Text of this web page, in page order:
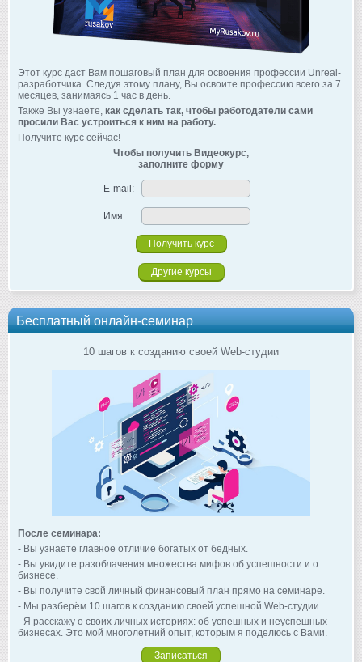
Этот курс даст Вам пошаговый план для освоения профессии Unreal-
разработчика. Следуя этому плану, Вы освоите профессию всего за 7
месяцев, занимаясь 1 час в день.
Также Вы узнаете, как сделать так, чтобы работодатели сами
просили Вас устроиться к ним на работу.
Получите курс сейчас!
Чтобы получить Видеокурс,
заполните форму
E-mail:
Имя:
Другие курсы
Бесплатный онлайн-семинар
10 шагов к созданию своей Web-студии
После семинара:
- Вы узнаете главное отличие богатых от бедных.
- Вы увидите разоблачения множества мифов об успешности и о
бизнесе.
- Вы получите свой личный финансовый план прямо на семинаре.
- Мы разберём 10 шагов к созданию своей успешной Web-студии.
- Я расскажу о своих личных историях: об успешных и неуспешных
бизнесах. Это мой многолетний опыт, которым я поделюсь с Вами.
Записаться